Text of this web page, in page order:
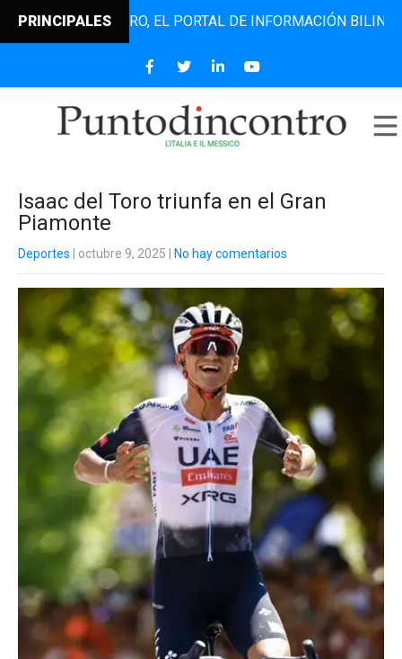
PRINCIPALESEL PORTAL DE INFORMACIÓN BILINGÜE
Isaac del Toro triunfa en el Gran
Piamonte
Deportes | octubre 9, 2025 No hay comentarios